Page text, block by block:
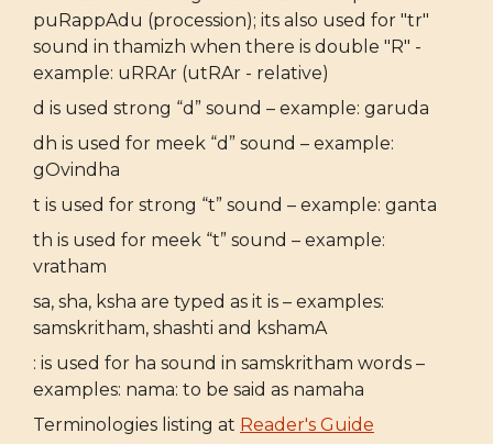
puRappAdu (procession); its also used for "tr"
sound in thamizh when there is double "R" -
example: uRRAr (utRAr - relative)
d is used strong “d” sound – example: garuda
dh is used for meek “d” sound – example:
gOvindha
t is used for strong “t” sound – example: ganta
th is used for meek “t” sound – example:
vratham
sa, sha, ksha are typed as it is – examples:
samskritham, shashti and kshamA
: is used for ha sound in samskritham words –
examples: nama: to be said as namaha
Terminologies listing at Reader's Guide